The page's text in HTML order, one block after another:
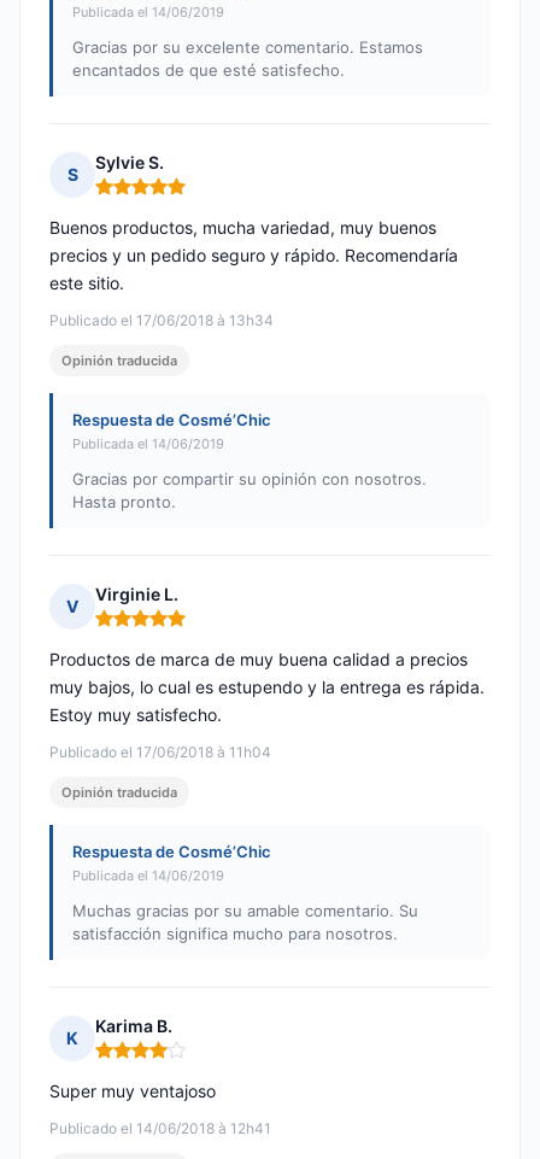
Publicada el 14/06/2019
Gracias por su excelente comentario. Estamos
encantados de que esté satisfecho.
S
Sylvie S.
Nota: 5 de 5
Publicado el 17/06/2018 à 13h34
Buenos productos, mucha variedad, muy buenos
precios y un pedido seguro y rápido. Recomendaría
este sitio.
Opinión traducida
Respuesta de Cosmé’Chic
Publicada el 14/06/2019
Gracias por compartir su opinión con nosotros.
Hasta pronto.
V
Virginie L.
Nota: 5 de 5
Publicado el 17/06/2018 à 11h04
Productos de marca de muy buena calidad a precios
muy bajos, lo cual es estupendo y la entrega es rápida.
Estoy muy satisfecho.
Opinión traducida
Respuesta de Cosmé’Chic
Publicada el 14/06/2019
Muchas gracias por su amable comentario. Su
satisfacción significa mucho para nosotros.
K
Karima B.
Nota: 4 de 5
Publicado el 14/06/2018 à 12h41
Super muy ventajoso